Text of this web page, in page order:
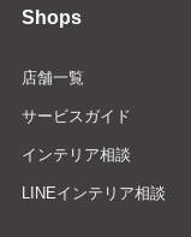
Shops
店舗一覧
サービスガイド
インテリア相談
LINEインテリア相談